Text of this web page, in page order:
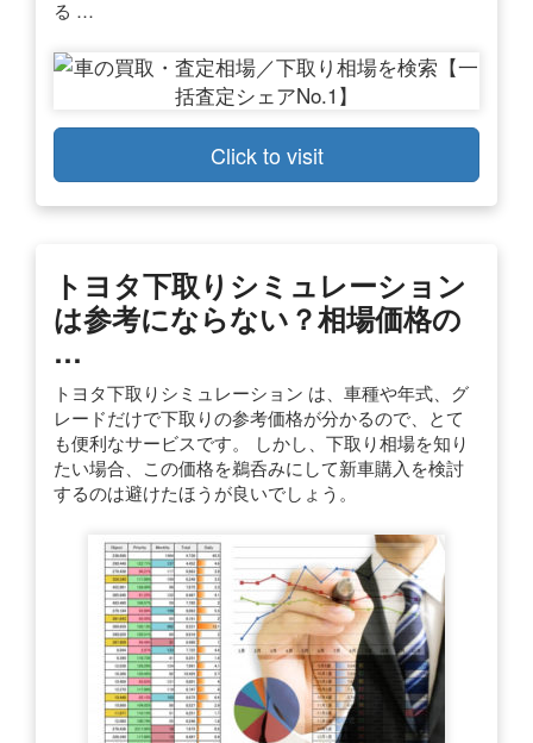
る …
Click to visit
トヨタ下取りシミュレーション
は参考にならない？相場価格の
…
トヨタ下取りシミュレーション は、車種や年式、グ
レードだけで下取りの参考価格が分かるので、とて
も便利なサービスです。 しかし、下取り相場を知り
たい場合、この価格を鵜呑みにして新車購入を検討
するのは避けたほうが良いでしょう。